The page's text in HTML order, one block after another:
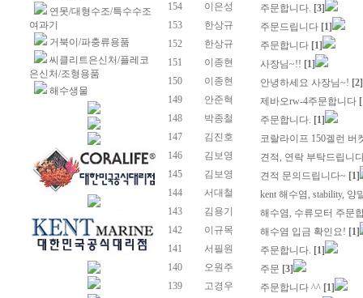
연못/대형수조/특수수조
여과기
거북이/파충류용품
씨클리트은신처/플레코
은신처/조형용품
해수생물
154
이은성 주문합니다. [3]
153
한상규 주문드립니다 [1]
152
한상규 주문합니다 [1]
151
이종현 사장님~!! [1]
150
이종현 안녕하세요 사장님~! [2]
149
안준혁 제바오rw-4주문합니다
148
박종철 주문합니다. [1]
147
김진호
코랄라이프 150겔런 버
146
김보영
견적, 연락 부탁드립니
145
김보영 견적 문의드립니다~ [1]
144
서대철
kent 해수염, stability, 양
143
김용기
해수염, 수류모터 주문
142
이규목 해수염 입금 확인요! [1]
141
서필원 주문합니다. [1]
140
오원주 주문 [3]
139
고경우 주문합니다 ^^ [1]